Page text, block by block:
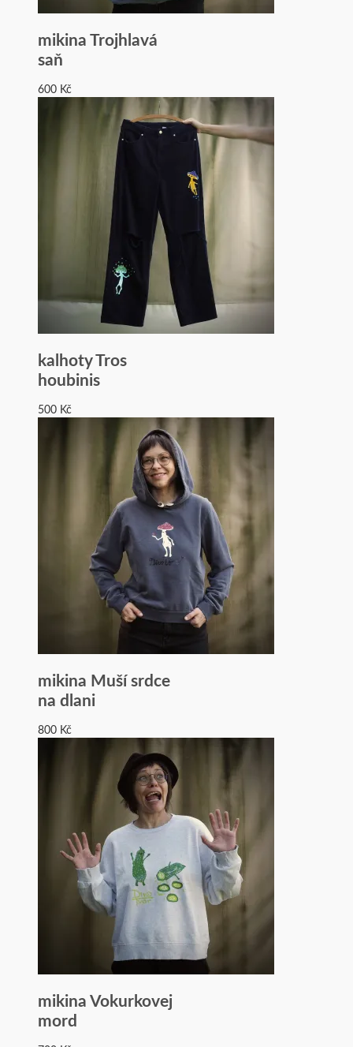
mikina Trojhlavá
saň
600 Kč
kalhoty Tros
houbinis
500 Kč
mikina Muší srdce
na dlani
800 Kč
mikina Vokurkovej
mord